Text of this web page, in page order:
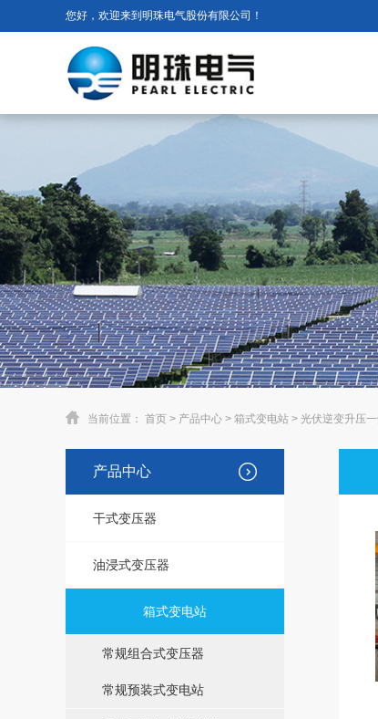
您好，欢迎来到明珠电气股份有限公司！
当前位置： 首页 > 产品中心 > 箱式变电站 > 光伏逆变升压
产品中心
干式变压器
油浸式变压器
箱式变电站
常规组合式变压器
常规预装式变电站